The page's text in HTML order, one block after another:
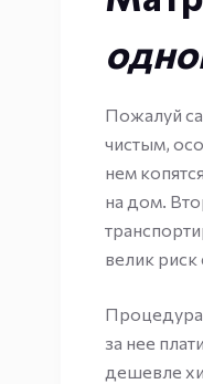
Пожалуй
чистым,
нем
на дом.
велик риск
Процедура
за нее
дешевле